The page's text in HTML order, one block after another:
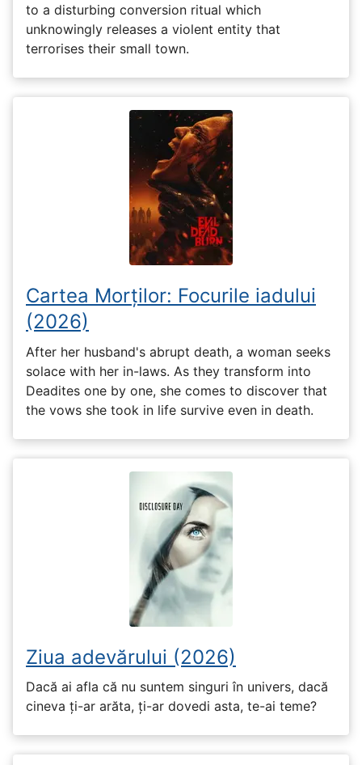
to a disturbing conversion ritual which
unknowingly releases a violent entity that
terrorises their small town.
Cartea Morților: Focurile iadului
(2026)
After her husband's abrupt death, a woman seeks
solace with her in-laws. As they transform into
Deadites one by one, she comes to discover that
the vows she took in life survive even in death.
Ziua adevărului (2026)
Dacă ai afla că nu suntem singuri în univers, dacă
cineva ți-ar arăta, ți-ar dovedi asta, te-ai teme?